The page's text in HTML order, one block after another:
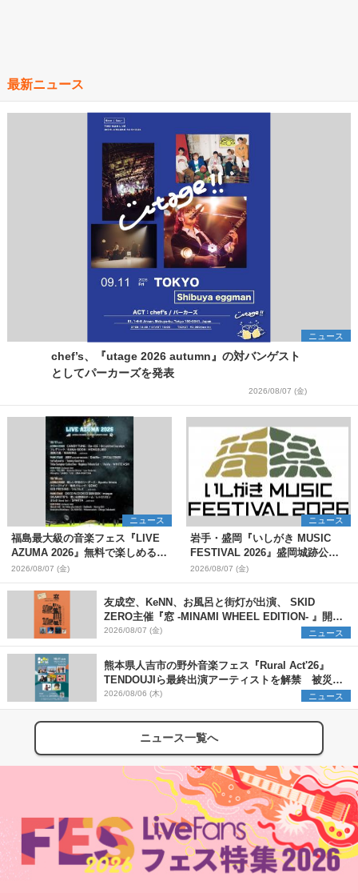
最新ニュース
ニュース
chef’s、『utage 2026 autumn』の対バンゲスト
としてパーカーズを発表
2026/08/07 (金)
ニュース
福島最大級の音楽フェス『LIVE
AZUMA 2026』無料で楽しめる
ECHO STAGEの出演アーティス
トを発表
2026/08/07 (金)
ニュース
岩手・盛岡『いしがき MUSIC
FESTIVAL 2026』盛岡城跡公園
会場のタイムテーブル解禁
2026/08/07 (金)
友成空、KeNN、お風呂と街灯が出演、 SKID
ZERO主催『窓 -MINAMI WHEEL EDITION- 』開催
決定
2026/08/07 (金) ニュース
熊本県人吉市の野外音楽フェス『Rural Act'26』
TENDOUJIら最終出演アーティストを解禁 被災地
支援プロジェクトの始動も発表
2026/08/06 (木) ニュース
ニュース一覧へ